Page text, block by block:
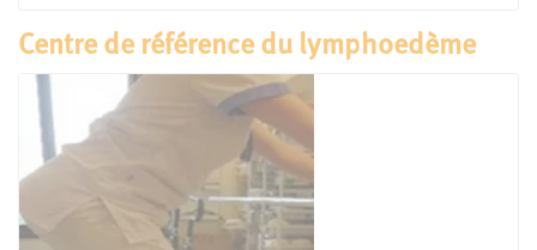
Centre de référence du lymphoedème